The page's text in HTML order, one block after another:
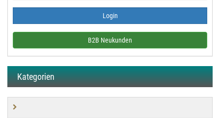
B2B Neukunden
Kategorien